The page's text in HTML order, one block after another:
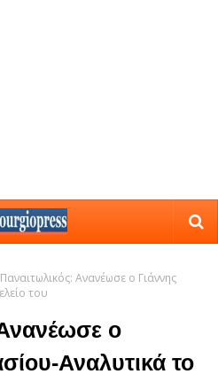
Παναιτωλικός: Ανανέωσε ο Γιάννης
του
ο
Αναλυτικά το